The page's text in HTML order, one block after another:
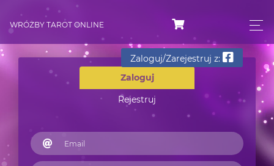
WRÓŻBY TAROT ONLINE
Zaloguj
Rejestruj
Zaloguj/Zarejestruj z: